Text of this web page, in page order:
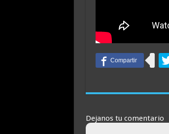
Dejanos tu comentario